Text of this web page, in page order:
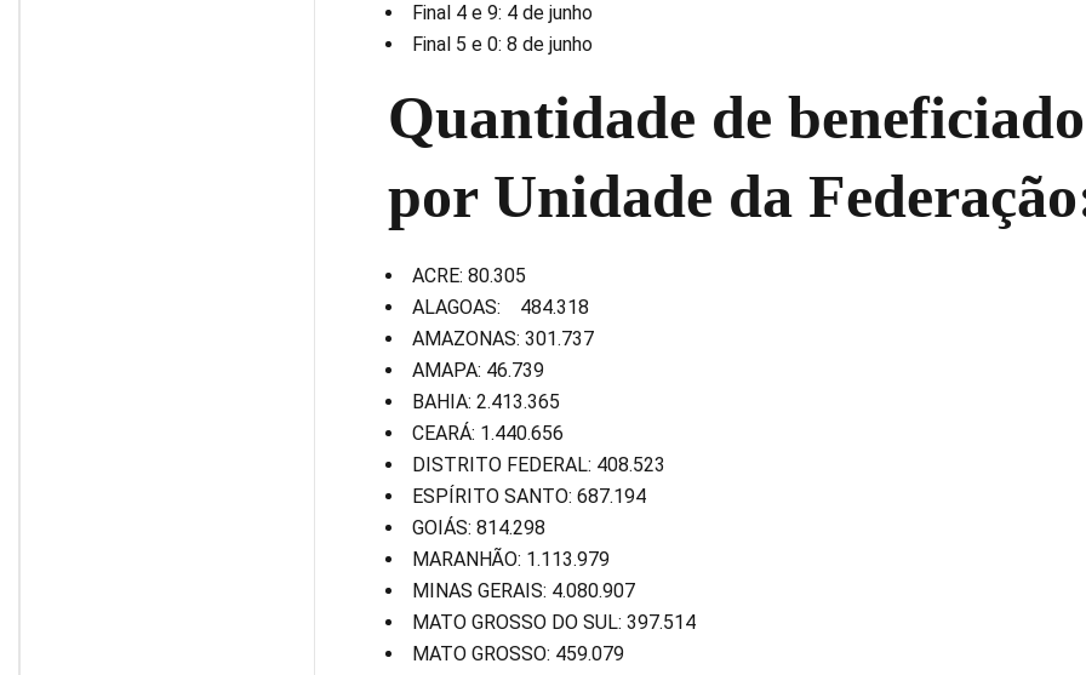
Final 4 e 9: 4 de junho
Final 5 e 0: 8 de junho
Quantidade de
por Unidade da
ACRE: 80.305
ALAGOAS: 484.318
AMAZONAS: 301.737
AMAPA: 46.739
BAHIA: 2.413.365
CEARÁ: 1.440.656
DISTRITO FEDERAL: 408.523
ESPÍRITO SANTO: 687.194
GOIÁS: 814.298
MARANHÃO: 1.113.979
MINAS GERAIS: 4.080.907
MATO GROSSO DO SUL: 397.514
MATO GROSSO: 459.079